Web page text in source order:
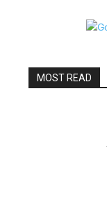
MOST READ